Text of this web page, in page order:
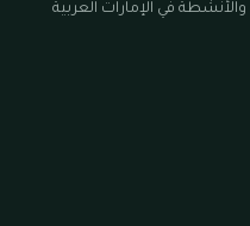
في الإمارات العربية